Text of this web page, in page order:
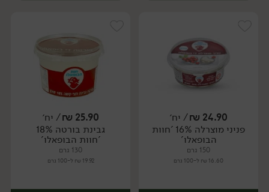
יח׳ יח׳
24.90
₪/ יח׳
פניני מוצרלה 16% 'חוות
הבופאלו'
150 גרם
16.60 ₪ ל-100 גרם
25.90
₪/ יח׳
גבינת בורטה 18%
'חוות הבופאלו'
130 גרם
19.92 ₪ ל-100 גרם